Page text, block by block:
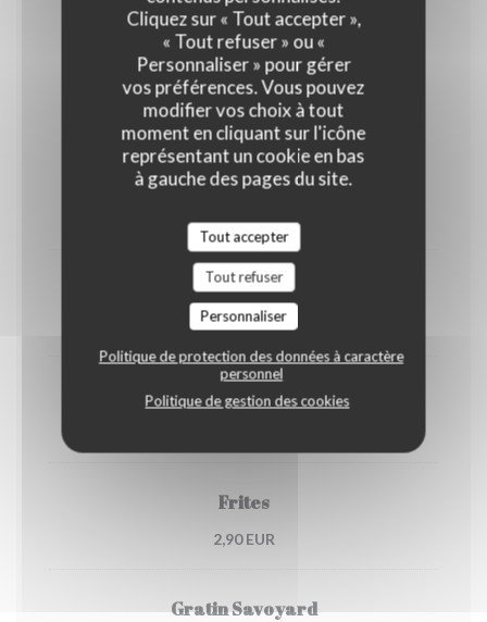
Cliquez sur « Tout accepter »,
« Tout refuser » ou «
Personnaliser » pour gérer
vos préférences. Vous pouvez
modifier vos choix à tout
moment en cliquant sur l'icône
représentant un cookie en bas
à gauche des pages du site.
Tout accepter
Tout refuser
Personnaliser
Politique de protection des données à caractère
personnel
Politique de gestion des cookies
25,00 EUR
SUPPLEMENTS
Charcuterie
8,00 EUR
Raclette
10,00 EUR
1/2 Reblochon
Frites
2,90 EUR
Gratin Savoyard